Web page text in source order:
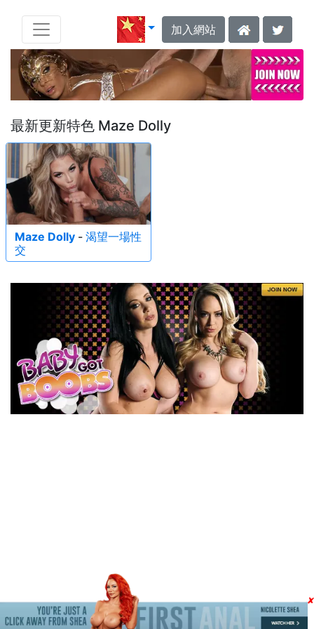
加入網站
最新更新特色 Maze Dolly
Maze Dolly - 渴望一場性
交